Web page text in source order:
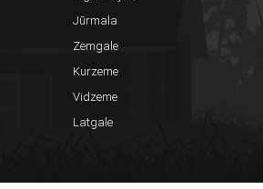
Jūrmala
Zemgale
Kurzeme
Vidzeme
Latgale